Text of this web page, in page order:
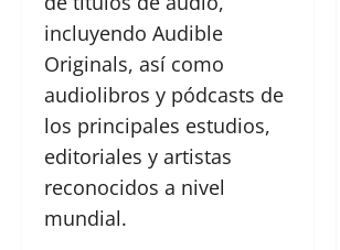
incluyendo Audible
Originals, así como
audiolibros y pódcasts de
los principales estudios,
editoriales y artistas
reconocidos a nivel
mundial.